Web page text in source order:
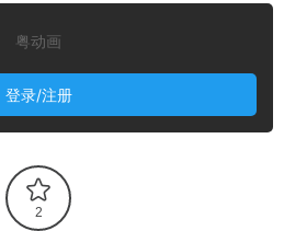
粤动画
登录/注册
2